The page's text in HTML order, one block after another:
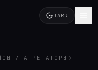
DARK
И АГРЕГАТОРЫ